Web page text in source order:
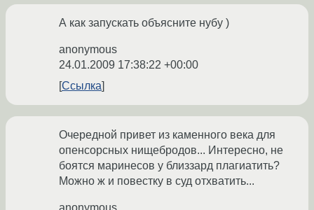
А как запускать объясните нубу )
anonymous
24.01.2009 17:38:22 +00:00
Ссылка
Очередной привет из каменного века для
опенсорсных нищебродов... Интересно, не
боятся маринесов у близзард плагиатить?
Можно ж и повестку в суд отхватить...